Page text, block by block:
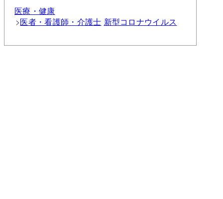
医療・健康
医者・看護師・介護士 新型コロナウイルス